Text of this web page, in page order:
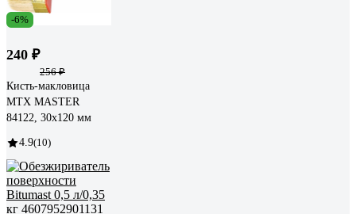
-6%
240 ₽
256 ₽
Кисть-макловица
MTX MASTER
84122, 30х120 мм
4.9(10)